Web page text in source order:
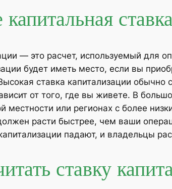
— это расчет, используемый для
будет иметь место, если вы
ставка капитализации обычно
от того, где вы живете. В
местности или регионах с более
расти быстрее, чем ваши
падают, и владельцы
ставку